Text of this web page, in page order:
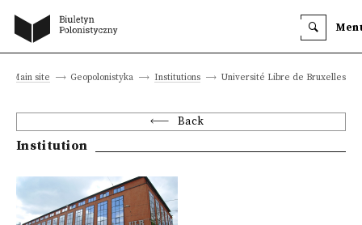
Main site Geopolonistyka Institutions Université Libre de Bruxelles
Back
Institution